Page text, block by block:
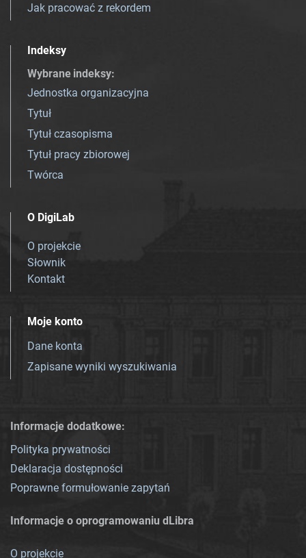
Jak pracować z rekordem
Indeksy
Wybrane indeksy:
Jednostka organizacyjna
Tytuł
Tytuł czasopisma
Tytuł pracy zbiorowej
Twórca
O DigiLab
O projekcie
Słownik
Kontakt
Moje konto
Dane konta
Zapisane wyniki wyszukiwania
Informacje dodatkowe:
Polityka prywatności
Deklaracja dostępności
Poprawne formułowanie zapytań
Informacje o oprogramowaniu dLibra
O projekcie